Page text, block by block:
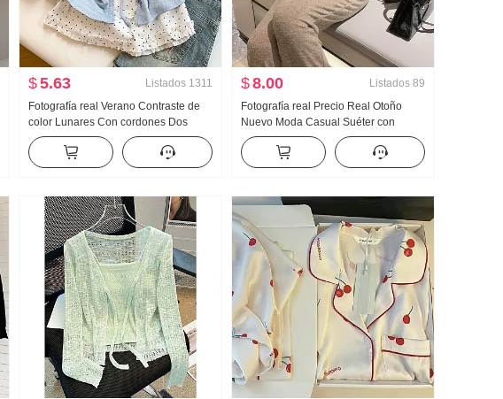
$5.63 Listados 1311
Fotografía real Verano Contraste de
color Lunares Con cordones Dos
piezas falsas Manga corta Camiseta
Mujer Verano Nuevo Estilo dulce
Nicho Top
$8.00 Listados 89
Fotografía real Precio Real Otoño
Nuevo Moda Casual Suéter con
capucha Wei Pantalones Adelgazante
Conjunto Traje deportivo Mujer Moda